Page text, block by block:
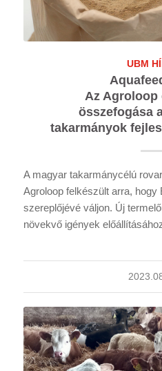
UBM
Az Agroloop
összefogása
takarmányok
A magyar takarmánycélú
Agroloop felkészült arra,
szereplőjévé váljon. Új
növekvő igények